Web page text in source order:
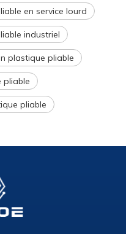
en service lourd
industriel
plastique pliable
pliable
pliable